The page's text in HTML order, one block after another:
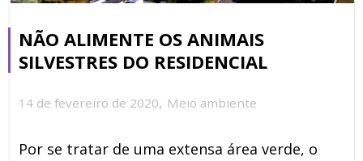
NÃO ALIMENTE OS ANIMAIS
SILVESTRES DO RESIDENCIAL
14 de fevereiro de 2020, Meio ambiente
Por se tratar de uma extensa área verde, o